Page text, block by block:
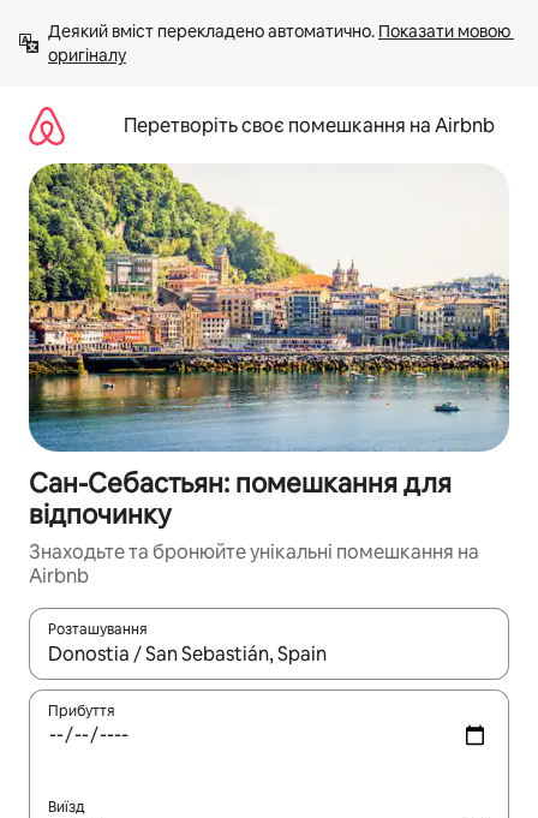
вмісту
Деякий вміст перекладено автоматично. Показати мовою
оригіналу
Перетворіть своє помешкання на Airbnb
Сан-Себастьян: помешкання для
відпочинку
Знаходьте та бронюйте унікальні помешкання на
Airbnb
Розташування
Отримавши результати пошуку, використовуйте для
Прибуття
Виїзд